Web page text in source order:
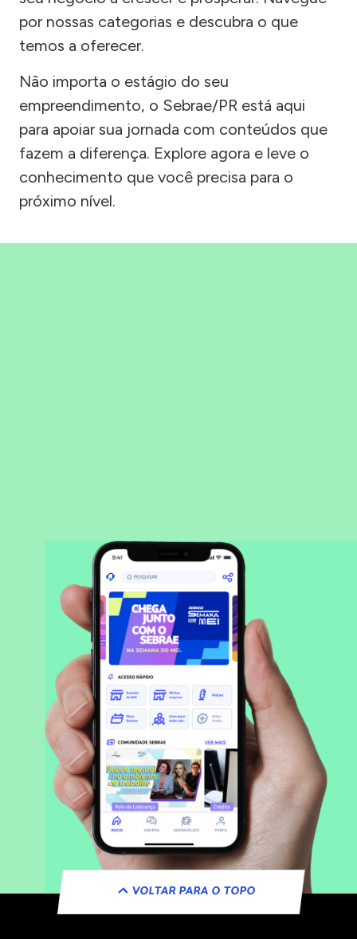
por nossas categorias e descubra o que
temos a oferecer.
Não importa o estágio do seu
empreendimento, o Sebrae/PR está aqui
para apoiar sua jornada com conteúdos que
fazem a diferença. Explore agora e leve o
conhecimento que você precisa para o
próximo nível.
VOLTAR PARA O TOPO